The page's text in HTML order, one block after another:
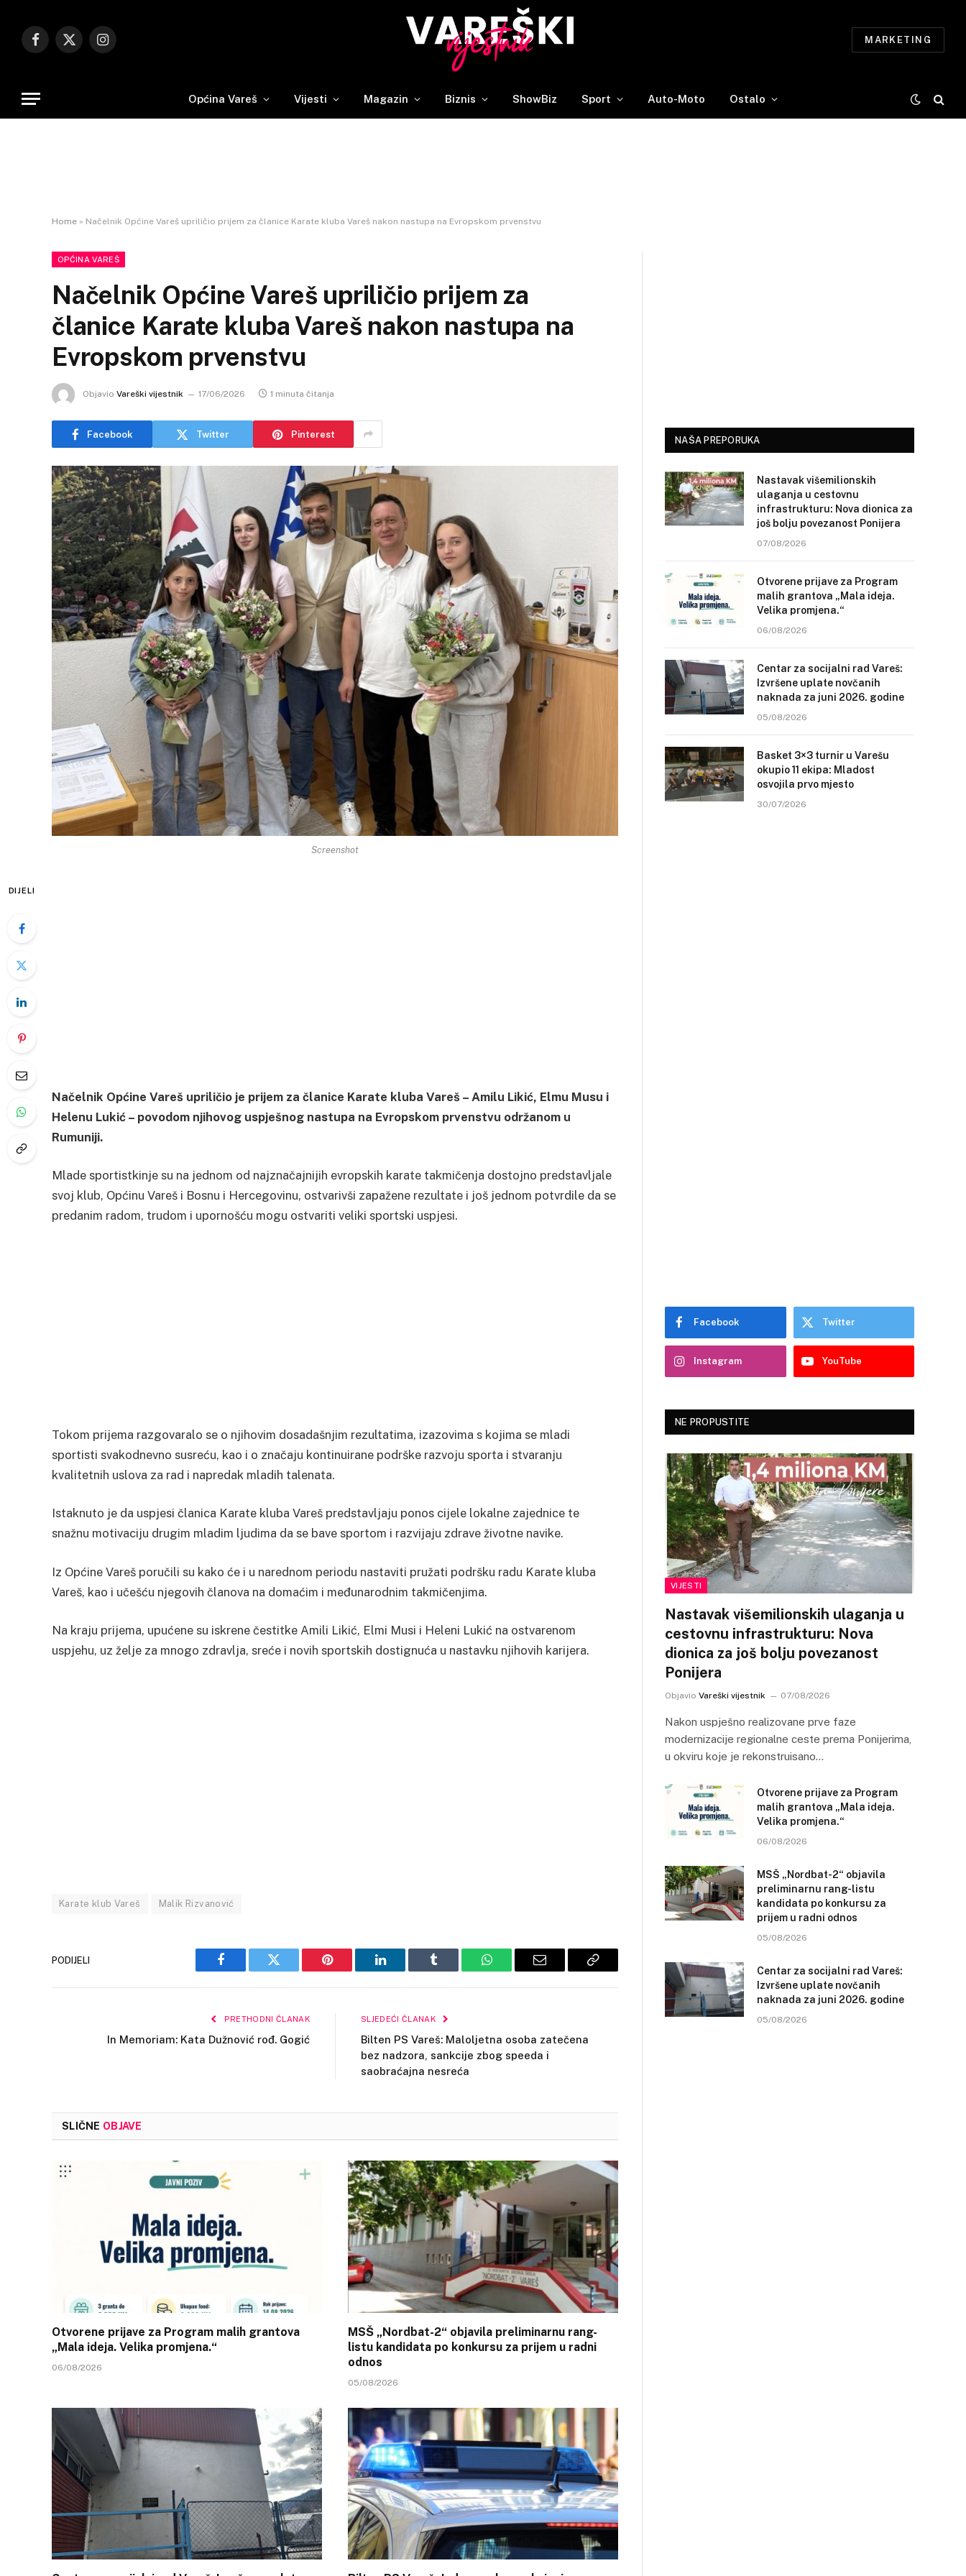
Facebook
X
Instagram
MARKETING
Općina Vareš Vijesti Magazin Biznis ShowBiz Sport Auto-Moto Ostalo
Home » Načelnik Općine Vareš upriličio prijem za članice Karate kluba Vareš nakon nastupa na Evropskom prvenstvu
OPĆINA VAREŠ
Načelnik Općine Vareš upriličio prijem za
članice Karate kluba Vareš nakon nastupa na
Evropskom prvenstvu
Objavio Vareški vijestnik 17/06/2026 1 minuta čitanja
Facebook Twitter Pinterest
Screenshot
DIJELI
Načelnik Općine Vareš upriličio je prijem za članice Karate kluba Vareš – Amilu Likić, Elmu Musu i
Helenu Lukić – povodom njihovog uspješnog nastupa na Evropskom prvenstvu održanom u
Rumuniji.
Mlade sportistkinje su na jednom od najznačajnijih evropskih karate takmičenja dostojno predstavljale
svoj klub, Općinu Vareš i Bosnu i Hercegovinu, ostvarivši zapažene rezultate i još jednom potvrdile da se
predanim radom, trudom i upornošću mogu ostvariti veliki sportski uspjesi.
Tokom prijema razgovaralo se o njihovim dosadašnjim rezultatima, izazovima s kojima se mladi
sportisti svakodnevno susreću, kao i o značaju kontinuirane podrške razvoju sporta i stvaranju
kvalitetnih uslova za rad i napredak mladih talenata.
Istaknuto je da uspjesi članica Karate kluba Vareš predstavljaju ponos cijele lokalne zajednice te
snažnu motivaciju drugim mladim ljudima da se bave sportom i razvijaju zdrave životne navike.
Iz Općine Vareš poručili su kako će i u narednom periodu nastaviti pružati podršku radu Karate kluba
Vareš, kao i učešću njegovih članova na domaćim i međunarodnim takmičenjima.
Na kraju prijema, upućene su iskrene čestitke Amili Likić, Elmi Musi i Heleni Lukić na ostvarenom
uspjehu, uz želje za mnogo zdravlja, sreće i novih sportskih dostignuća u nastavku njihovih karijera.
Karate klub Vareš Malik Rizvanović
PODIJELI
Facebook Twitter Pinterest LinkedIn Tumblr WhatsAppEmail
Copy
PRETHODNI ČLANAK
In Memoriam: Kata Dužnović rođ. Gogić
SLJEDEĆI ČLANAK
Bilten PS Vareš: Maloljetna osoba zatečena
bez nadzora, sankcije zbog speeda i
saobraćajna nesreća
SLIČNE OBJAVE
Otvorene prijave za Program malih grantova
„Mala ideja. Velika promjena.“
06/08/2026
MSŠ „Nordbat-2“ objavila preliminarnu rang-
listu kandidata po konkursu za prijem u radni
odnos
05/08/2026
NAŠA PREPORUKA
Nastavak višemilionskih
ulaganja u cestovnu
infrastrukturu: Nova dionica za
još bolju povezanost Ponijera
07/08/2026
Otvorene prijave za Program
malih grantova „Mala ideja.
Velika promjena.“
06/08/2026
Centar za socijalni rad Vareš:
Izvršene uplate novčanih
naknada za juni 2026. godine
05/08/2026
Basket 3×3 turnir u Varešu
okupio 11 ekipa: Mladost
osvojila prvo mjesto
30/07/2026
Facebook Twitter
Instagram YouTube
NE PROPUSTITE
VIJESTI
Nastavak višemilionskih ulaganja u
cestovnu infrastrukturu: Nova
dionica za još bolju povezanost
Ponijera
Objavio Vareški vijestnik 07/08/2026
Nakon uspješno realizovane prve faze
modernizacije regionalne ceste prema Ponijerima,
u okviru koje je rekonstruisano…
Otvorene prijave za Program
malih grantova „Mala ideja.
Velika promjena.“
06/08/2026
MSŠ „Nordbat-2“ objavila
preliminarnu rang-listu
kandidata po konkursu za
prijem u radni odnos
05/08/2026
Centar za socijalni rad Vareš:
Izvršene uplate novčanih
naknada za juni 2026. godine
05/08/2026